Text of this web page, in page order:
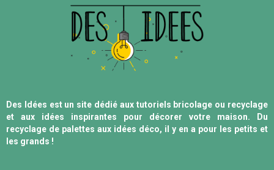
Des Idées est un site dédié aux tutoriels bricolage ou recyclage
et aux idées inspirantes pour décorer votre maison. Du
recyclage de palettes aux idées déco, il y en a pour les petits et
les grands !